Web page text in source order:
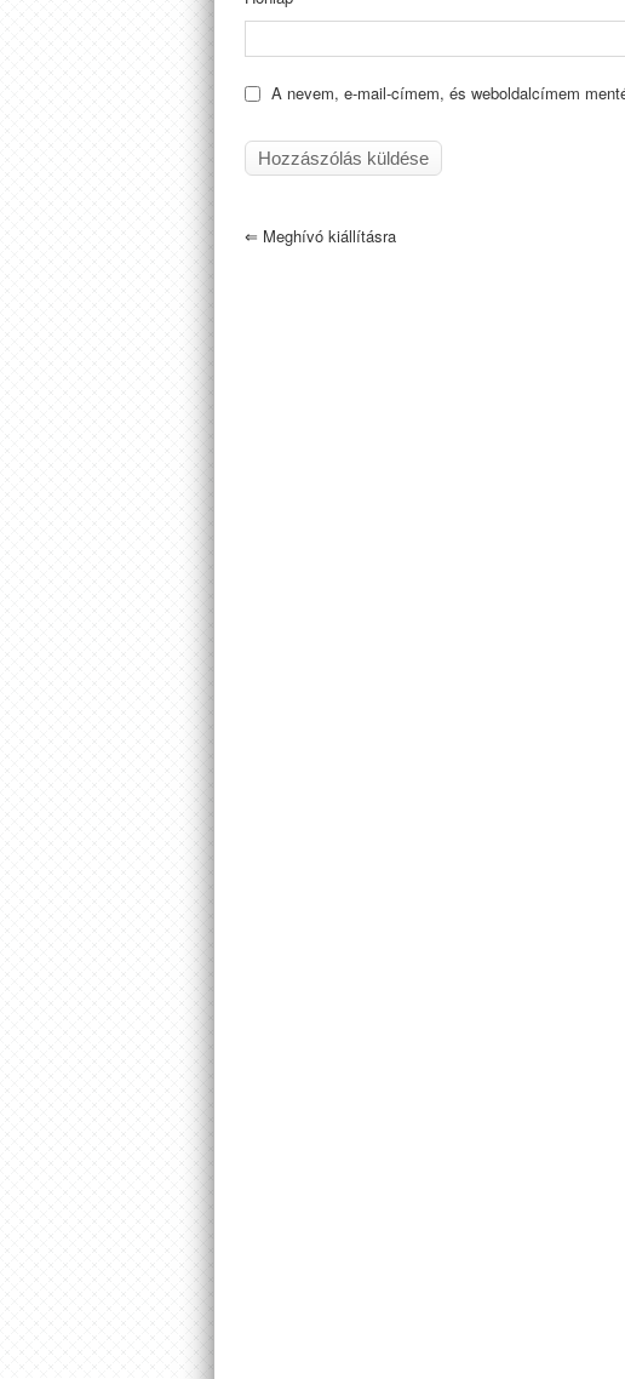
A nevem, e-mail-címem, és weboldalcímem
⇐ Meghívó kiállításra